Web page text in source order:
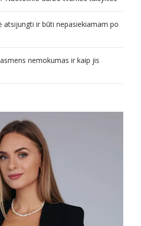
atsijungti ir būti nepasiekiamam po
nemokumas ir kaip jis